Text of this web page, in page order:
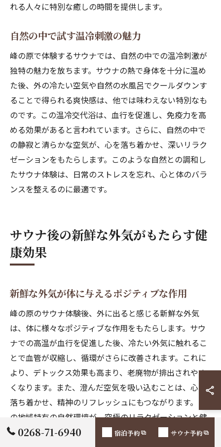
れる人々に特別な癒しの時間を提供します。
自然の中で試す温冷刺激の魅力
峰の原で体験するサウナでは、自然の中での温冷刺激が
独特の魅力を放ちます。サウナの熱で身体を十分に温め
た後、外の冷たい空気や自然の水風呂でクールダウンす
ることで得られる爽快感は、他では味わえない特別なも
のです。この温冷交代浴は、血行を促進し、免疫力を高
める効果があると言われています。さらに、自然の中で
の静寂と清らかな空気が、心を落ち着かせ、深いリラク
ゼーションをもたらします。このような自然との調和し
たサウナ体験は、日常のストレスを忘れ、心と体のバラ
ンスを整えるのに最適です。
サウナ後の新鮮な外気がもたらす健
康効果
新鮮な外気が体に与えるポジティブな作用
峰の原のサウナ体験後、外に出ると感じる新鮮な外気
は、体に様々なポジティブな作用をもたらします。サウ
ナでの高温が血行を促進した後、冷たい外気に触れるこ
とで血管が収縮し、循環がさらに改善されます。これに
より、デトックス効果も高まり、老廃物が排出されやす
くなります。また、澄んだ空気を吸い込むことは、心を
落ち着かせ、精神のリフレッシュにもつながります。こ
の地域特有の自然環境が、究極のリラクゼーションと健
康促進を提供してくれるのです。
0268-71-6940 宿泊予約 サウナ予約